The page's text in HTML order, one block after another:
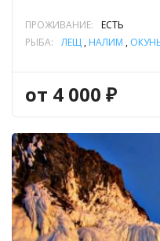
ПРОЖИВАНИЕ:
ЕСТЬ
РЫБА:
ЛЕЩ , НАЛИМ ,
от 4 000 ₽